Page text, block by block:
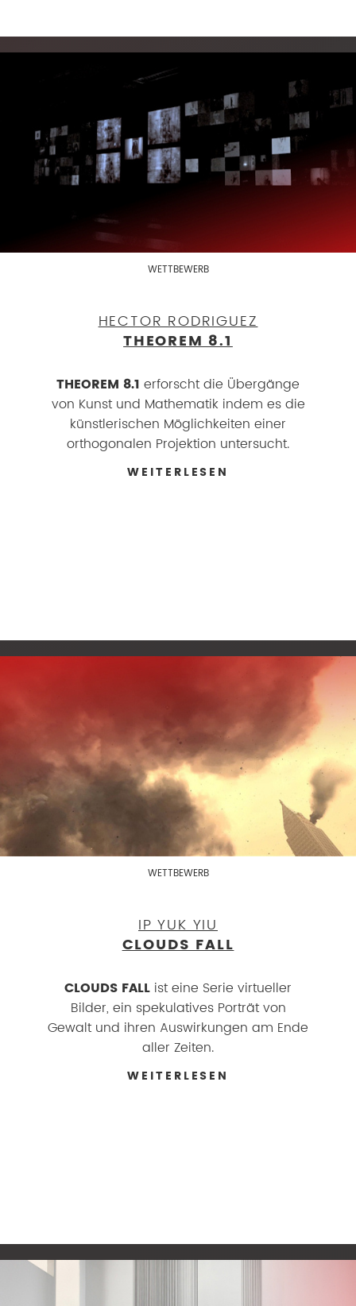
WETTBEWERB
HECTOR RODRIGUEZ
THEOREM 8.1
THEOREM 8.1 erforscht die Übergänge
von Kunst und Mathematik indem es die
künstlerischen Möglichkeiten einer
orthogonalen Projektion untersucht.
WEITERLESEN
WETTBEWERB
IP YUK YIU
CLOUDS FALL
CLOUDS FALL ist eine Serie virtueller
Bilder, ein spekulatives Porträt von
Gewalt und ihren Auswirkungen am Ende
aller Zeiten.
WEITERLESEN